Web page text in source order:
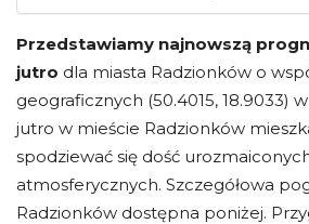
Przedstawiamy najnowszą
jutro dla miasta Radzionków o
geograficznych (50.4015, 18.9033)
jutro w mieście Radzionków
spodziewać się dość
atmosferycznych. Szczegółowa
Radzionków dostępna poniżej.